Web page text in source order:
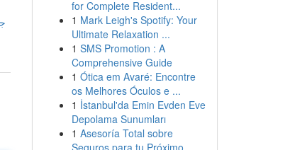
for Complete Resident...
1 Mark Leigh's Spotify: Your
Ultimate Relaxation ...
1 SMS Promotion : A
Comprehensive Guide
1 Ótica em Avaré: Encontre
os Melhores Óculos e ...
1 İstanbul'da Emin Evden Eve
Depolama Sunumları
1 Asesoría Total sobre
Seguros para tu Próximo ...